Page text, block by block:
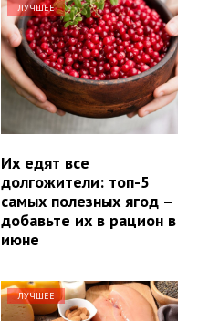
ЛУЧШЕЕ
Их едят все
долгожители: топ-5
самых полезных ягод –
добавьте их в рацион в
июне
ЛУЧШЕЕ